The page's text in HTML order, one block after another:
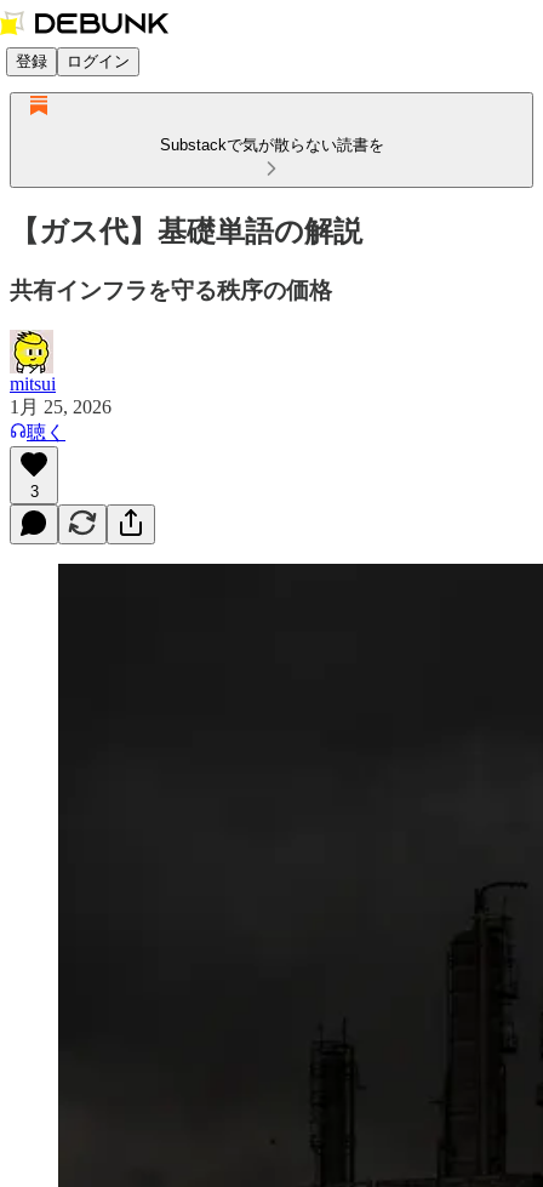
登録 ログイン
Substackで気が散らない読書を
【ガス代】基礎単語の解説
共有インフラを守る秩序の価格
mitsui
1月 25, 2026
聴く
3